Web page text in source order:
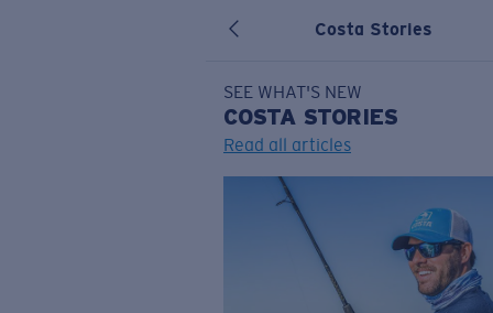
Costa Stories
SEE WHAT'S NEW
COSTA STORIES
Read all articles